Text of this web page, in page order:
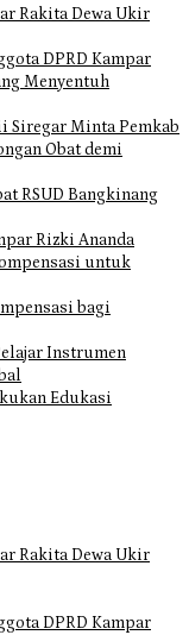
Rakita Dewa Ukir
DPRD Kampar
Menyentuh
Siregar Minta Pemkab
Obat demi
RSUD Bangkinang
Rizki Ananda
untuk
bagi
Instrumen
Edukasi
Rakita Dewa Ukir
DPRD Kampar